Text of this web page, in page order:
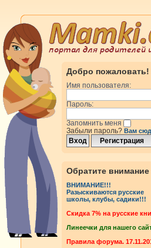
Добро пожаловать!
Имя пользователя:
Пароль:
Запомнить меня
Забыли пароль? Вам
Обратите внимание
ВНИМАНИЕ!!!
Разыскиваются русские
школы, клубы, садики!!!
Cкидка 7% на русские
Линеечки для нашего
Правила форума.